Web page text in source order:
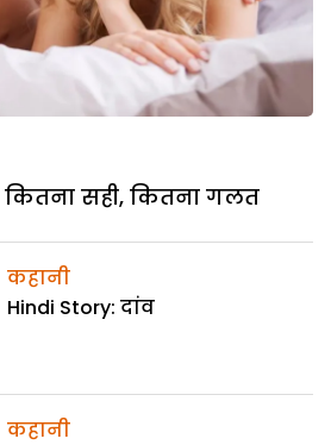
कितना सही, कितना गलत
कहानी
Hindi Story: दांव
कहानी